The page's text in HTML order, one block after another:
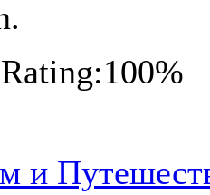
Rating:100%
и